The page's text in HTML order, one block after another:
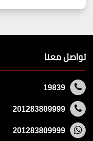
تواصل معنا
19839
201283809999
201283809999